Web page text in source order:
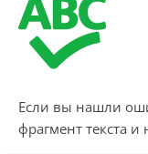
Если вы нашли
фрагмент текста